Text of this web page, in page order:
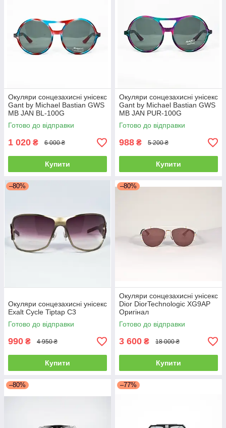
Окуляри сонцезахисні унісекс
Gant by Michael Bastian GWS
MB JAN BL-100G
Готово до відправки
1 020 ₴ 6 000 ₴
Купити
Окуляри сонцезахисні унісекс
Gant by Michael Bastian GWS
MB JAN PUR-100G
Готово до відправки
988 ₴ 5 200 ₴
Купити
–80%
Окуляри сонцезахисні унісекс
Exalt Cycle Tiptap C3
Готово до відправки
990 ₴ 4 950 ₴
Купити
–80%
Окуляри сонцезахисні унісекс
Dior DiorTechnologic XG9AP
Оригінал
Готово до відправки
3 600 ₴ 18 000 ₴
Купити
–80% –77%